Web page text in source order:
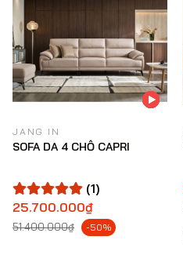
JANG IN
SOFA DA 4 CHỖ CAPRI
(1)
25.700.000₫
51.400.000₫ -50%